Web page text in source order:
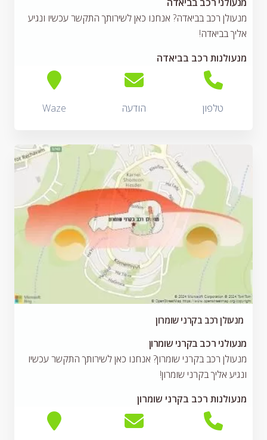
מנעולן רכב בביאדה? אנחנו כאן לשירותך התקשר עכשיו ונגיע
אליך בביאדה!
מנעולנות רכב בביאדה
טלפון הודעה Waze
מנעולן רכב בקרני שומרון
מנעולני רכב בקרני שומרון
מנעולן רכב בקרני שומרון? אנחנו כאן לשירותך התקשר עכשיו
ונגיע אליך בקרני שומרון!
מנעולנות רכב בקרני שומרון